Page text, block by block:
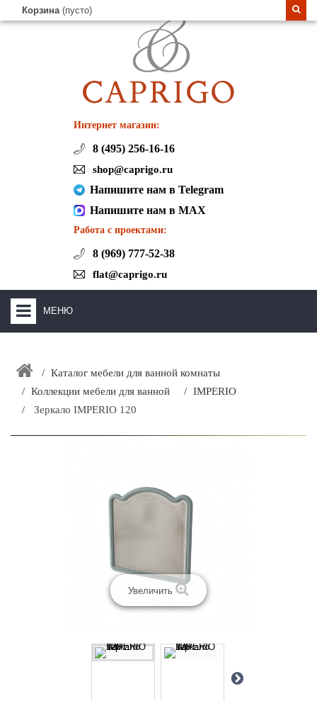
Корзина (пусто)
Интернет магазин:
8 (495) 256-16-16
shop@caprigo.ru
Напишите нам в Telegram
Напишите нам в MAX
Работа с проектами:
8 (969) 777-52-38
flat@caprigo.ru
МЕНЮ
ЗАКАЗАТЬ РАСЧЕТ КУХНИ CAPRIGO
+
Каталог мебели для ванной комнаты
Коллекции мебели для ванной
IMPERIO
Зеркало IMPERIO 120
Увеличить